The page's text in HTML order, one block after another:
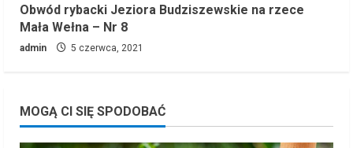
Obwód rybacki Jeziora Budziszewskie na rzece
Mała Wełna – Nr 8
admin 5 czerwca, 2021
MOGĄ CI SIĘ SPODOBAĆ